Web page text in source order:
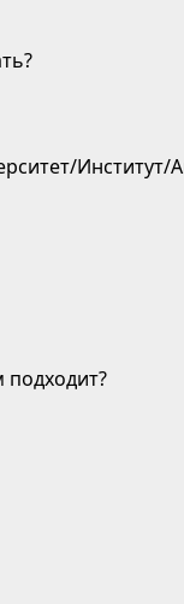
Институт/